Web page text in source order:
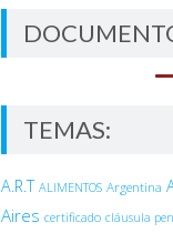
TEMAS:
A.R.T ALIMENTOS Argentina
Aires certificado cláusula